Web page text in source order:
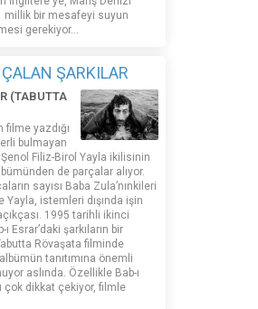
millik bir mesafeyi suyun
gerekiyor...
ŞARKILAR
(TABUTTA
filme yazdığı
bulmayan
Filiz-Birol Yayla ikilisinin
de parçalar alıyor.
sayısı Baba Zula’nınkileri
Yayla, istemleri dışında işin
1995 tarihli ikinci
Esrar’daki şarkıların bir
Rövaşata filminde
tanıtımına önemli
aslında. Özellikle Bab-ı
çok dikkat çekiyor, filmle